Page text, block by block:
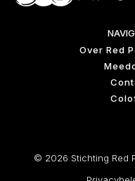
Over Red
© 2026 Stichting Red